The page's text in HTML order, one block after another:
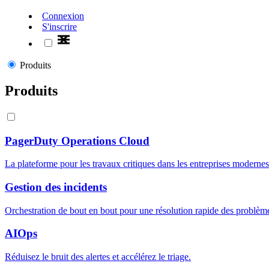
Connexion
S'inscrire
Produits
Produits
PagerDuty Operations Cloud
La plateforme pour les travaux critiques dans les entreprises
Gestion des incidents
Orchestration de bout en bout pour une résolution rapide des
AIOps
Réduisez le bruit des alertes et accélérez le triage.